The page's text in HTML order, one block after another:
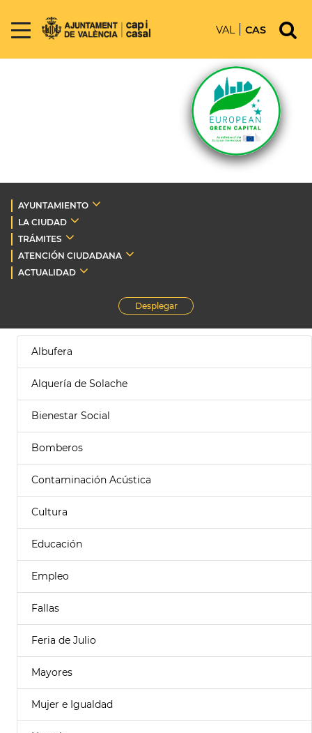
VAL CAS
AYUNTAMIENTO
LA CIUDAD
TRÁMITES
ATENCIÓN CIUDADANA
ACTUALIDAD
Desplegar
Albufera
Alquería de Solache
Bienestar Social
Bomberos
Contaminación Acústica
Cultura
Educación
Empleo
Fallas
Feria de Julio
Mayores
Mujer e Igualdad